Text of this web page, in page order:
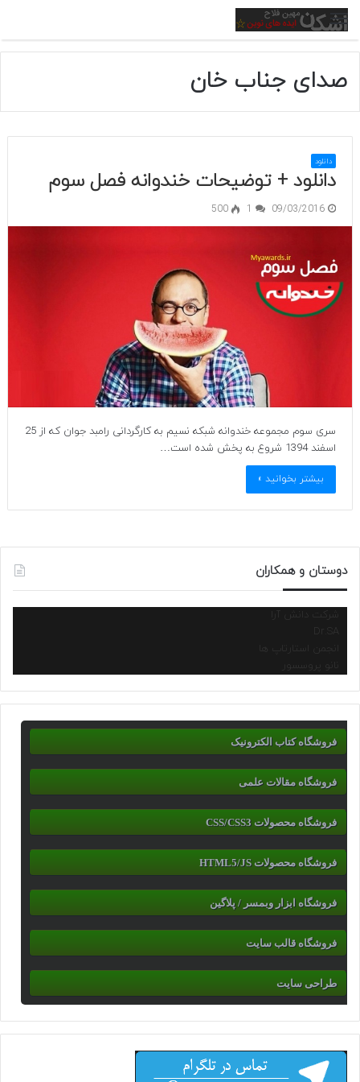
منو
صدای جناب خان
دانلود
دانلود + توضیحات خندوانه فصل سوم
09/03/2016
1
500
سری سوم مجموعه خندوانه شبکه نسیم به کارگردانی رامبد جوان که از 25
اسفند 1394 شروع به پخش شده است…
بیشتر بخوانید »
دوستان و همکاران
شرکت دانش آرا
انجمن استارتاپ ها
نانو پروسسور
فروشگاه کتاب الکترونیک
فروشگاه مقالات علمی
فروشگاه محصولات CSS/CSS3
فروشگاه محصولات HTML5/JS
فروشگاه ابزار وبمسر / پلاگین
فروشگاه قالب سایت
طراحی سایت